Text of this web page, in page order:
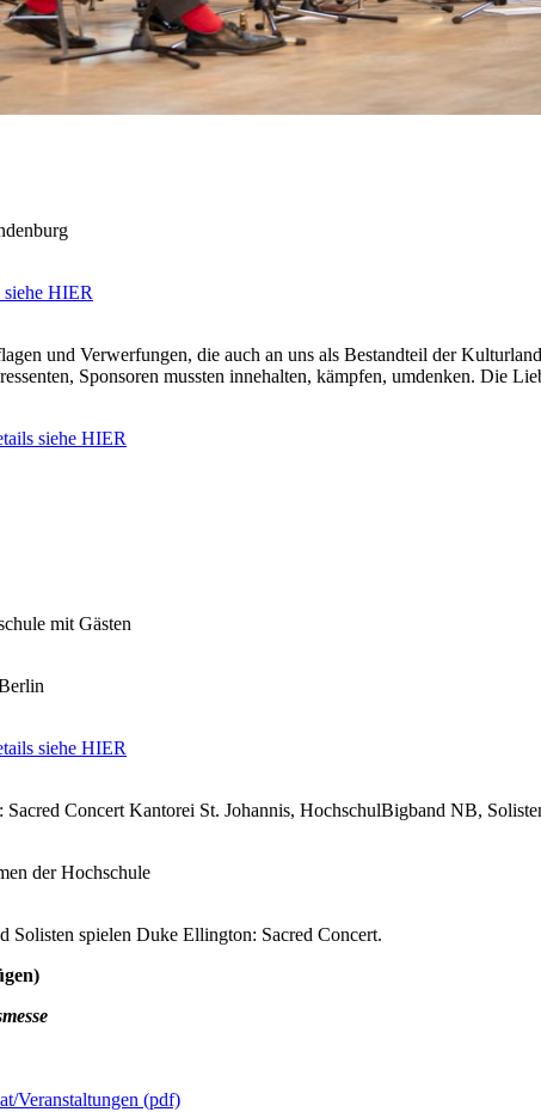
siehe HIER
und Verwerfungen, die auch an uns als Bestandteil der
Sponsoren mussten innehalten, kämpfen, umdenken. Die
siehe HIER
mit Gästen
siehe HIER
Concert Kantorei St. Johannis, HochschulBigband NB,
der Hochschule
spielen Duke Ellington: Sacred Concert.
Veranstaltungen (pdf)